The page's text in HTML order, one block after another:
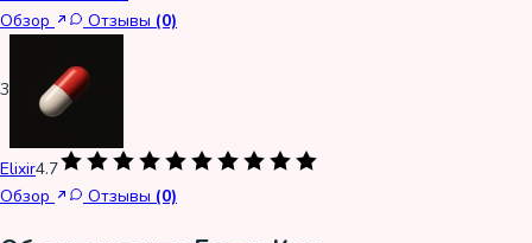
Обзор
Отзывы (0)
3
Elixir4.7
Обзор
Отзывы (0)